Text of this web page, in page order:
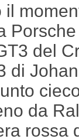
il
del
di
da
rossa